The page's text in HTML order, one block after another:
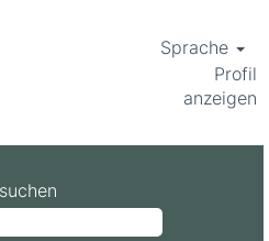
Sprache
Profil
anzeigen